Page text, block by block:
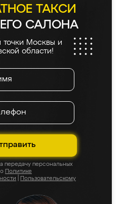
ТАКСИ
САЛОНА
точки Москвы и
области!
передачу персональных
Политике
Пользовательскому